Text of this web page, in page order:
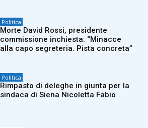
Politica
Morte David Rossi, presidente
commissione inchiesta: “Minacce
alla capo segreteria. Pista concreta”
Politica
Rimpasto di deleghe in giunta per la
sindaca di Siena Nicoletta Fabio